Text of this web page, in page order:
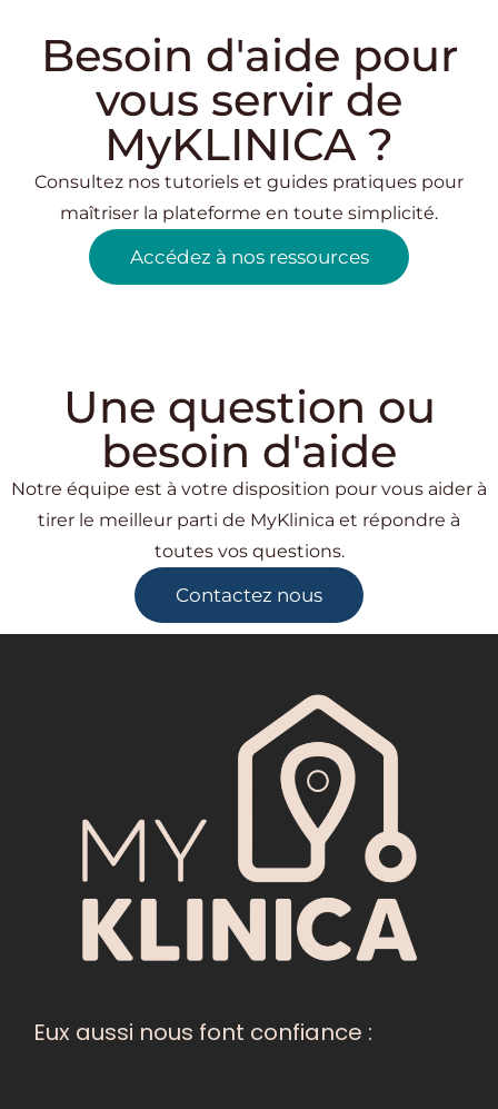
Besoin d'aide pour
vous servir de
MyKLINICA ?
Consultez nos tutoriels et guides pratiques pour
maîtriser la plateforme en toute simplicité.
Accédez à nos ressources
Une question ou
besoin d'aide
Notre équipe est à votre disposition pour vous aider à
tirer le meilleur parti de MyKlinica et répondre à
toutes vos questions.
Contactez nous
Eux aussi nous font confiance :